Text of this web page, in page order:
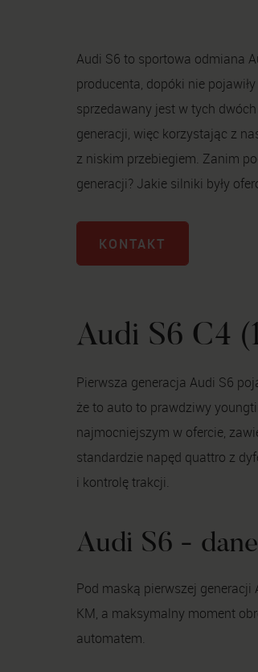
Audi S6 to sportowa odmiana
producenta, dopóki nie
sprzedawany jest w tych
generacji, więc korzystając z
z niskim przebiegiem. Zanim
generacji? Jakie silniki były
KONTAKT
Audi S6 C4
Pierwsza generacja Audi S6
że to auto to prawdziwy
najmocniejszym w ofercie,
standardzie napęd quattro z
i kontrolę trakcji.
Audi S6 -
Pod maską pierwszej
KM, a maksymalny moment
automatem.